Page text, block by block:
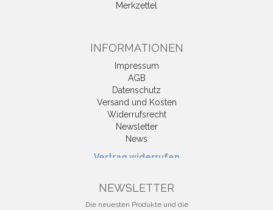
Merkzettel
INFORMATIONEN
Impressum
AGB
Datenschutz
Versand und Kosten
Widerrufsrecht
Newsletter
News
Vertrag widerrufen
NEWSLETTER
Die neuesten Produkte und die